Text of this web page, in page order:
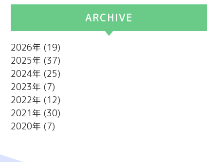
ARCHIVE
2026
(19)
2025
(37)
2024
(25)
2023
(7)
2022
(12)
2021
(30)
2020
(7)